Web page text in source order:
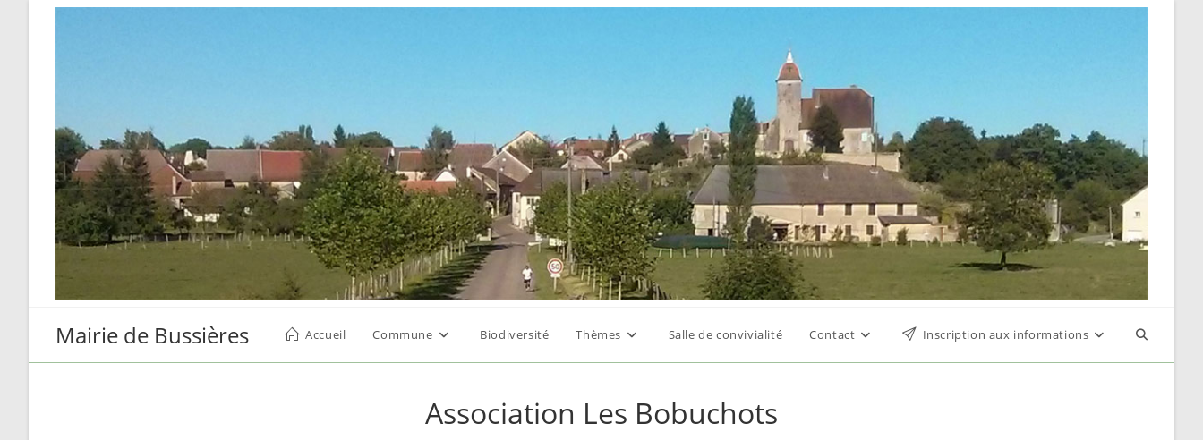
Mairie de Bussières Accueil Commune Biodiversité Thèmes Salle de convivialité Contact Inscription aux informations Toggle
Association Les Bobuchots